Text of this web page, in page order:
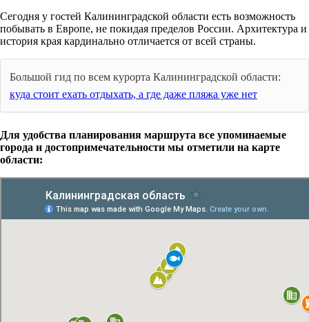
Сегодня у гостей Калининградской области есть возможность
побывать в Европе, не покидая пределов России. Архитектура и
история края кардинально отличается от всей страны.
Большой гид по всем курорта Калининградской области:
куда стоит ехать отдыхать, а где даже пляжа уже нет
Для удобства планирования маршрута все упоминаемые
города и достопримечательности мы отметили на карте
области: